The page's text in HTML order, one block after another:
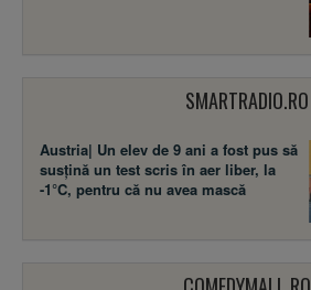
SMARTRADIO.RO
Austria| Un elev de 9 ani a fost pus să
susţină un test scris în aer liber, la
-1°C, pentru că nu avea mască